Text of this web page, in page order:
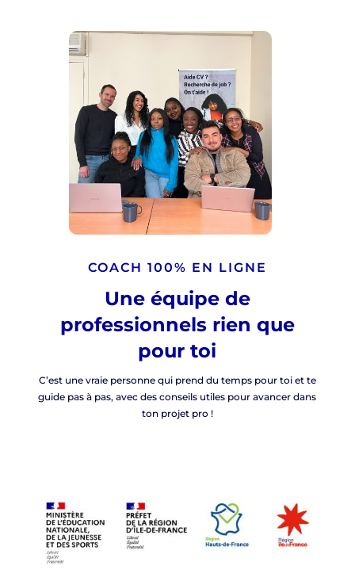
COACH 100% EN LIGNE
Une équipe de
professionnels rien que
pour toi
C’est une vraie personne qui prend du temps pour toi et te
guide pas à pas, avec des conseils utiles pour avancer dans
ton projet pro !